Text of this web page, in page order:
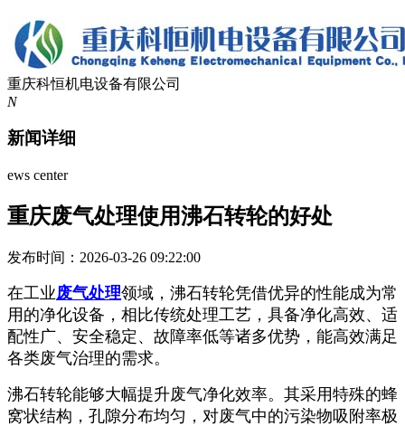
重庆科恒机电设备有限公司
N
新闻详细
ews center
重庆废气处理使用沸石转轮的好处
发布时间：2026-03-26 09:22:00
在工业废气处理领域，沸石转轮凭借优异的性能成为常
用的净化设备，相比传统处理工艺，具备净化高效、适
配性广、安全稳定、故障率低等诸多优势，能高效满足
各类废气治理的需求。
沸石转轮能够大幅提升废气净化效率。其采用特殊的蜂
窝状结构，孔隙分布均匀，对废气中的污染物吸附率极